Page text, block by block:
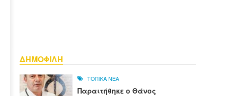
ΔΗΜΟΦΙΛΗ
ΤΟΠΙΚΑ ΝΕΑ
Παραιτήθηκε ο Θάνος